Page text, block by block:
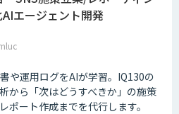
エージェント開発
や運用ログをAIが学習。IQ130の
から「次はどうすべきか」の施策
ポート作成までを代行します。